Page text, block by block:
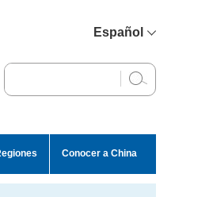
Español
English
Conocer a China